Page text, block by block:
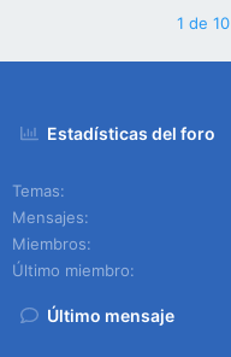
1 de 10
Estadísticas del foro
Temas
Mensajes
Miembros
Último miembro
Último mensaje